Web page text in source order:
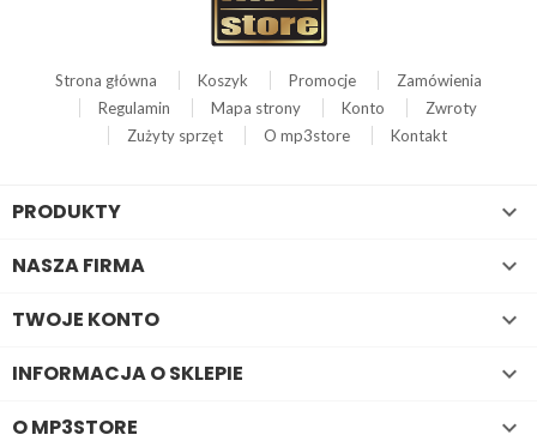
Strona główna Koszyk Promocje
Zamówienia
Regulamin
Mapa strony Konto
Zwroty
Zużyty sprzęt
O mp3store Kontakt
PRODUKTY 
NASZA FIRMA 
TWOJE KONTO 
INFORMACJA O SKLEPIE 
O MP3STORE 